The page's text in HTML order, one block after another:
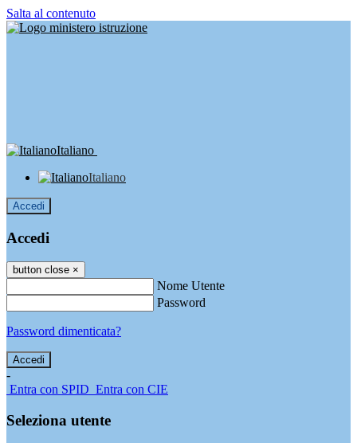
Salta al contenuto
Italiano
Italiano
Accedi
Accedi
button close ×
Nome Utente
Password
Password dimenticata?
-
Entra con SPID Entra con CIE
Seleziona utente